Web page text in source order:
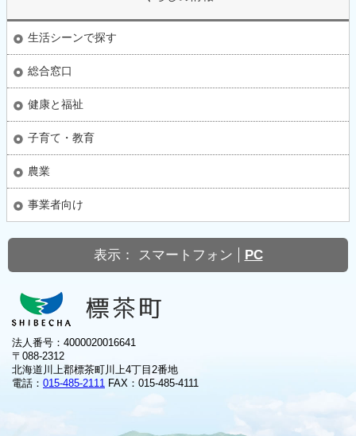
生活シーンで探す
総合窓口
健康と福祉
子育て・教育
農業
事業者向け
表示： スマートフォン PC
法人番号：4000020016641
〒088-2312
北海道川上郡標茶町川上4丁目2番地
電話： 015-485-2111 FAX：015-485-4111